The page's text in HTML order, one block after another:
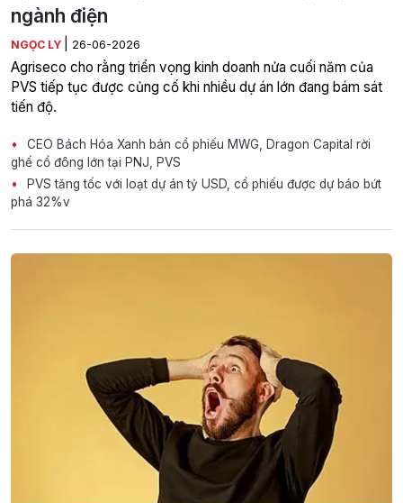
ngành điện
NGỌC LY 26-06-2026
Agriseco cho rằng triển vọng kinh doanh nửa cuối năm của
PVS tiếp tục được củng cố khi nhiều dự án lớn đang bám sát
tiến độ.
CEO Bách Hóa Xanh bán cổ phiếu MWG, Dragon Capital rời
ghế cổ đông lớn tại PNJ, PVS
PVS tăng tốc với loạt dự án tỷ USD, cổ phiếu được dự báo bứt
phá 32%v